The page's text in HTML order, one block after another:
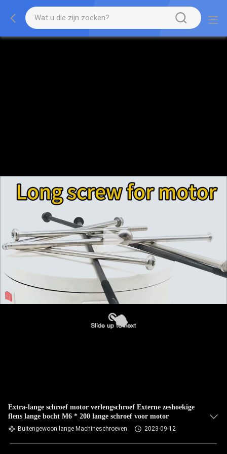
Extra-lange schroef motor verlengschroef Externe zeshoekige
flens lange bocht M6 * 200 lange schroef voor motor
Buitengewoon lange Machineschroeven 2023-09-12